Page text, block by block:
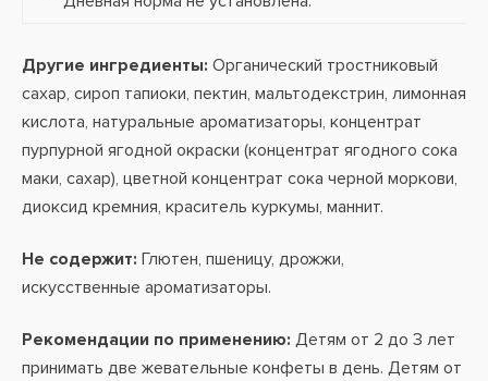
Другие ингредиенты: Органический тростниковый
сахар, сироп тапиоки, пектин, мальтодекстрин, лимонная
кислота, натуральные ароматизаторы, концентрат
пурпурной ягодной окраски (концентрат ягодного сока
маки, сахар), цветной концентрат сока черной моркови,
диоксид кремния, краситель куркумы, маннит.
Не содержит: Глютен, пшеницу, дрожжи,
искусственные ароматизаторы.
Рекомендации по применению: Детям от 2 до 3 лет
принимать две жевательные конфеты в день. Детям от